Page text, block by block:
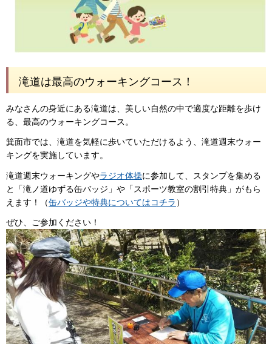
滝道は最高のウォーキングコース！
みなさんの身近にある滝道は、美しい自然の中で適度な距離を歩け
る、最高のウォーキングコース。
箕面市では、滝道を気軽に歩いていただけるよう、滝道週末ウォー
キングを実施しています。
滝道週末ウォーキングやラジオ体操に参加して、スタンプを集める
と「滝ノ道ゆずる缶バッジ」や「スポーツ教室の割引特典」がもら
えます！（缶バッジや特典についてはコチラ ）
ぜひ、ご参加ください！